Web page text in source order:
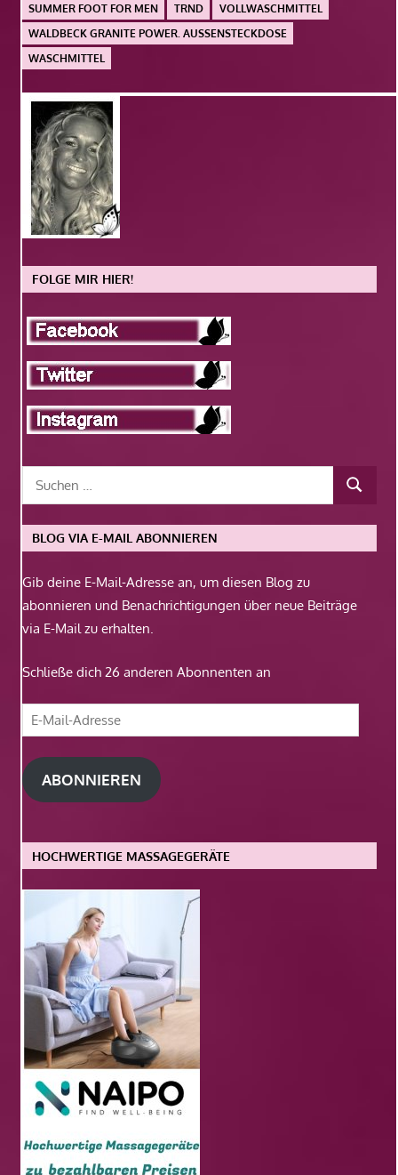
SUMMER FOOT FOR MEN TRND
VOLLWASCHMITTEL
WALDBECK GRANITE POWER. AUSSENSTECKDOSE
WASCHMITTEL
FOLGE MIR HIER!
BLOG VIA E-MAIL ABONNIEREN
Gib deine E-Mail-Adresse an, um diesen Blog zu
abonnieren und Benachrichtigungen über neue Beiträge
via E-Mail zu erhalten.
Schließe dich 26 anderen Abonnenten an
E-
Mail-
Adresse
ABONNIEREN
HOCHWERTIGE MASSAGEGERÄTE